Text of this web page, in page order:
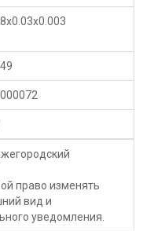
право изменять
вид и
уведомления.